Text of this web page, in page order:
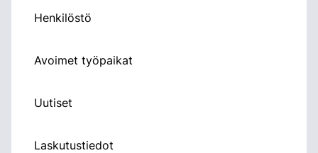
Henkilöstö
Avoimet työpaikat
Uutiset
Laskutustiedot